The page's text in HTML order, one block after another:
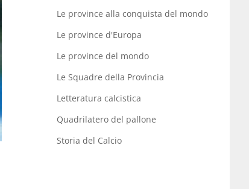
Le province alla conquista del mondo
Le province d'Europa
Le province del mondo
Le Squadre della Provincia
Letteratura calcistica
Quadrilatero del pallone
Storia del Calcio